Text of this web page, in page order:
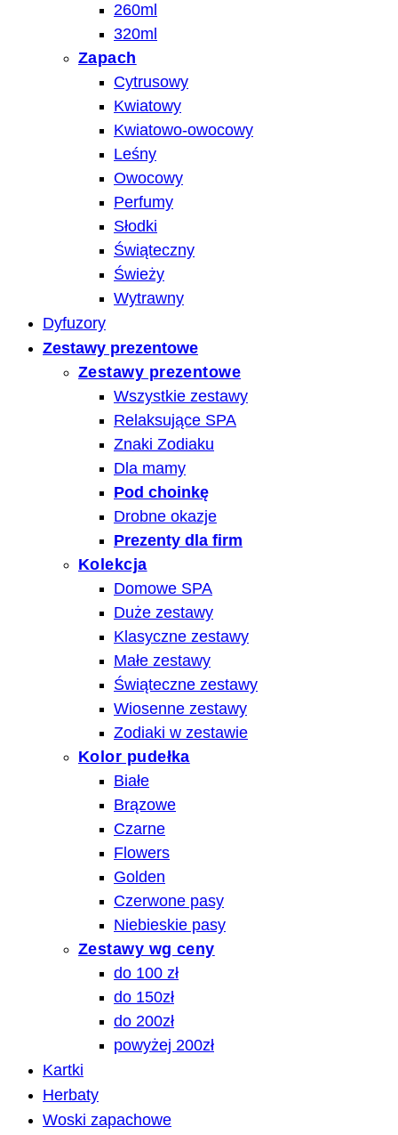
260ml
320ml
Zapach
Cytrusowy
Kwiatowy
Kwiatowo-owocowy
Leśny
Owocowy
Perfumy
Słodki
Świąteczny
Świeży
Wytrawny
Dyfuzory
Zestawy prezentowe
Zestawy prezentowe
Wszystkie zestawy
Relaksujące SPA
Znaki Zodiaku
Dla mamy
Pod choinkę
Drobne okazje
Prezenty dla firm
Kolekcja
Domowe SPA
Duże zestawy
Klasyczne zestawy
Małe zestawy
Świąteczne zestawy
Wiosenne zestawy
Zodiaki w zestawie
Kolor pudełka
Białe
Brązowe
Czarne
Flowers
Golden
Czerwone pasy
Niebieskie pasy
Zestawy wg ceny
do 100 zł
do 150zł
do 200zł
powyżej 200zł
Kartki
Herbaty
Woski zapachowe